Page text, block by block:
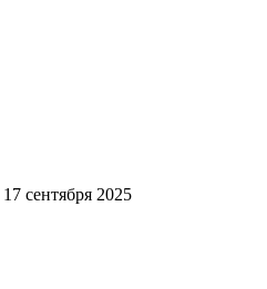
17 сентября 2025